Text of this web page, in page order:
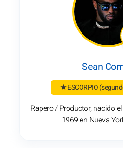
Sean
★ ESCORPIO
Rapero / Productor, nacido
1969 en Nueva